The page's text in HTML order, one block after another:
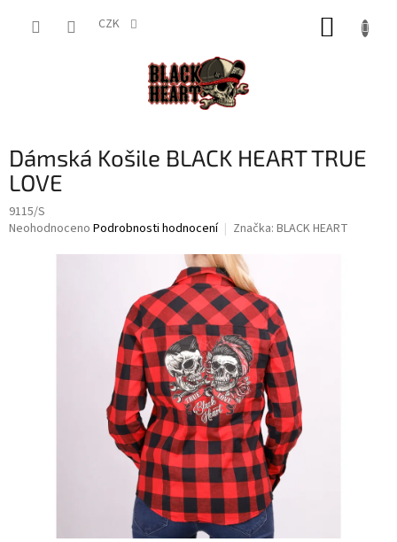
CZK
Dámská Košile BLACK HEART TRUE
LOVE
9115/S
Průměrné
Neohodnoceno Podrobnosti hodnocení Značka: BLACK HEART